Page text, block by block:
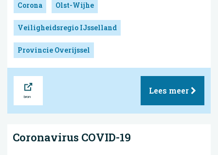
Corona Olst-Wijhe
Veiligheidsregio IJsselland
Provincie Overijssel
Lees meer
Coronavirus COVID-19